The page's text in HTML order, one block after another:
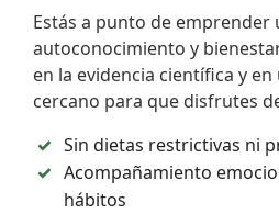
Estás a punto de emprender
autoconocimiento y
en la evidencia científica y
cercano para que disfrutes
Sin dietas restrictivas ni
Acompañamiento
hábitos